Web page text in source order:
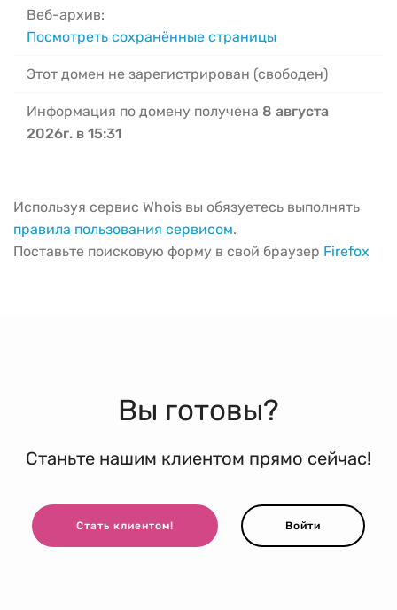
Веб-архив:
Посмотреть сохранённые страницы
Этот домен не зарегистрирован (свободен)
Информация по домену получена 8 августа
2026г. в 15:31
Используя сервис Whois вы обязуетесь выполнять
правила пользования сервисом.
Поставьте поисковую форму в свой браузер Firefox
Вы готовы?
Станьте нашим клиентом прямо сейчас!
Стать клиентом! Войти